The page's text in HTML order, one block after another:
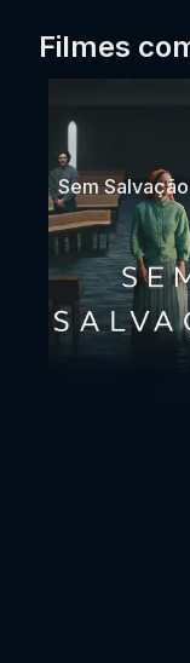
Filmes
Sem Salvação